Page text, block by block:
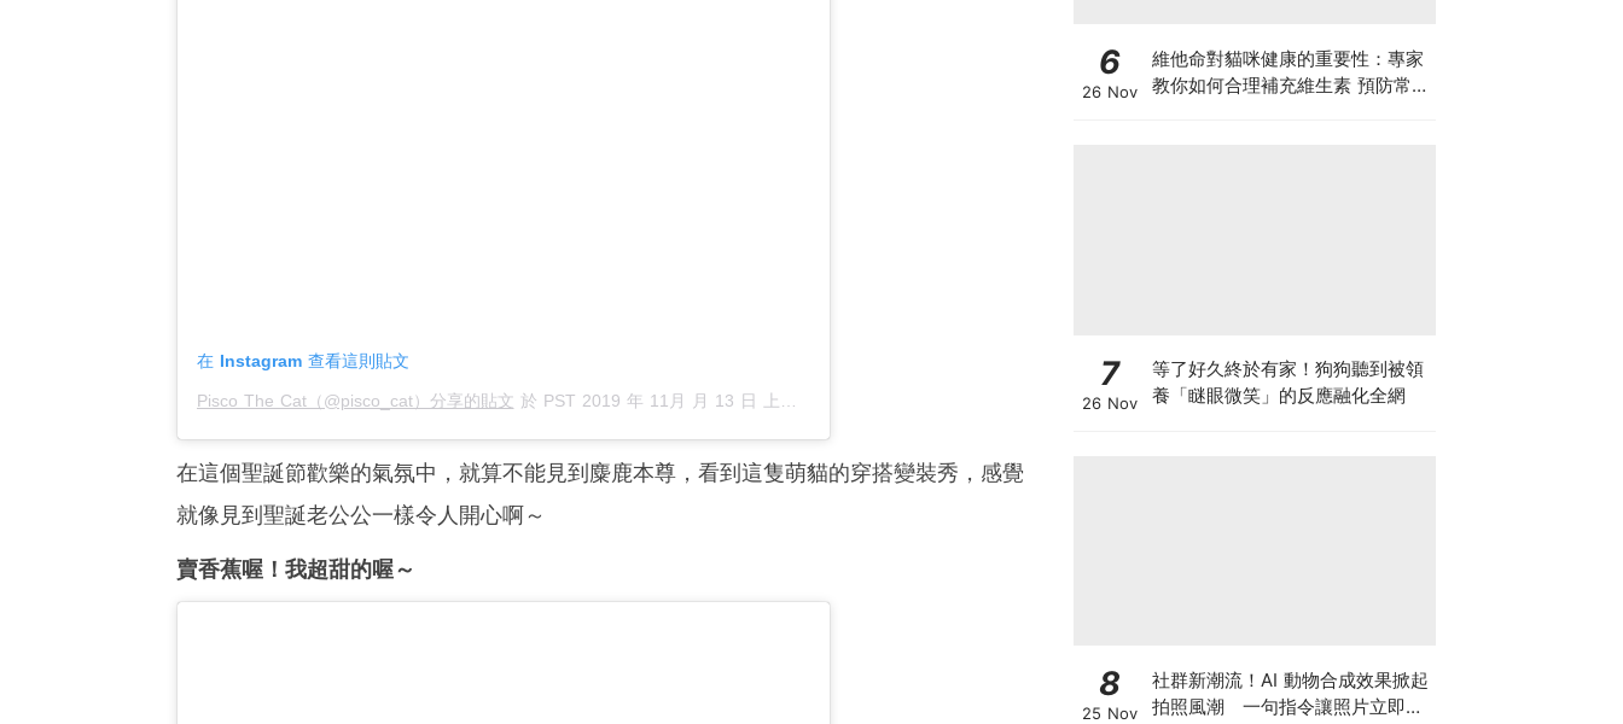
在 Instagram 查看這則貼文
Pisco The Cat（@pisco_cat）分享的貼文 於 PST 2019 年 11月 月 13 日 上午 11:28
在這個聖誕節歡樂的氣氛中，就算不能見到麋鹿本尊，看到這隻萌貓的穿搭變裝秀，感覺
就像見到聖誕老公公一樣令人開心啊～
賣香蕉喔！我超甜的喔～
6
26 Nov
維他命對貓咪健康的重要性：專家
教你如何合理補充維生素 預防常見
7
26 Nov
等了好久終於有家！狗狗聽到被領
養「瞇眼微笑」的反應融化全網
8
25 Nov
社群新潮流！AI 動物合成效果掀起
拍照風潮 一句指令讓照片立即升